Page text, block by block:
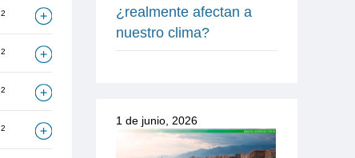
2
2
2
2
¿realmente afectan a
nuestro clima?
1 de junio, 2026